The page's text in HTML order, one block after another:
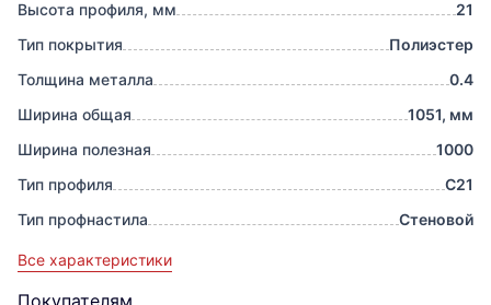
Высота профиля, мм
21
Тип покрытия
Полиэстер
Толщина металла
0.4
Ширина общая
1051, мм
Ширина полезная
1000
Тип профиля
С21
Тип профнастила
Стеновой
Все характеристики